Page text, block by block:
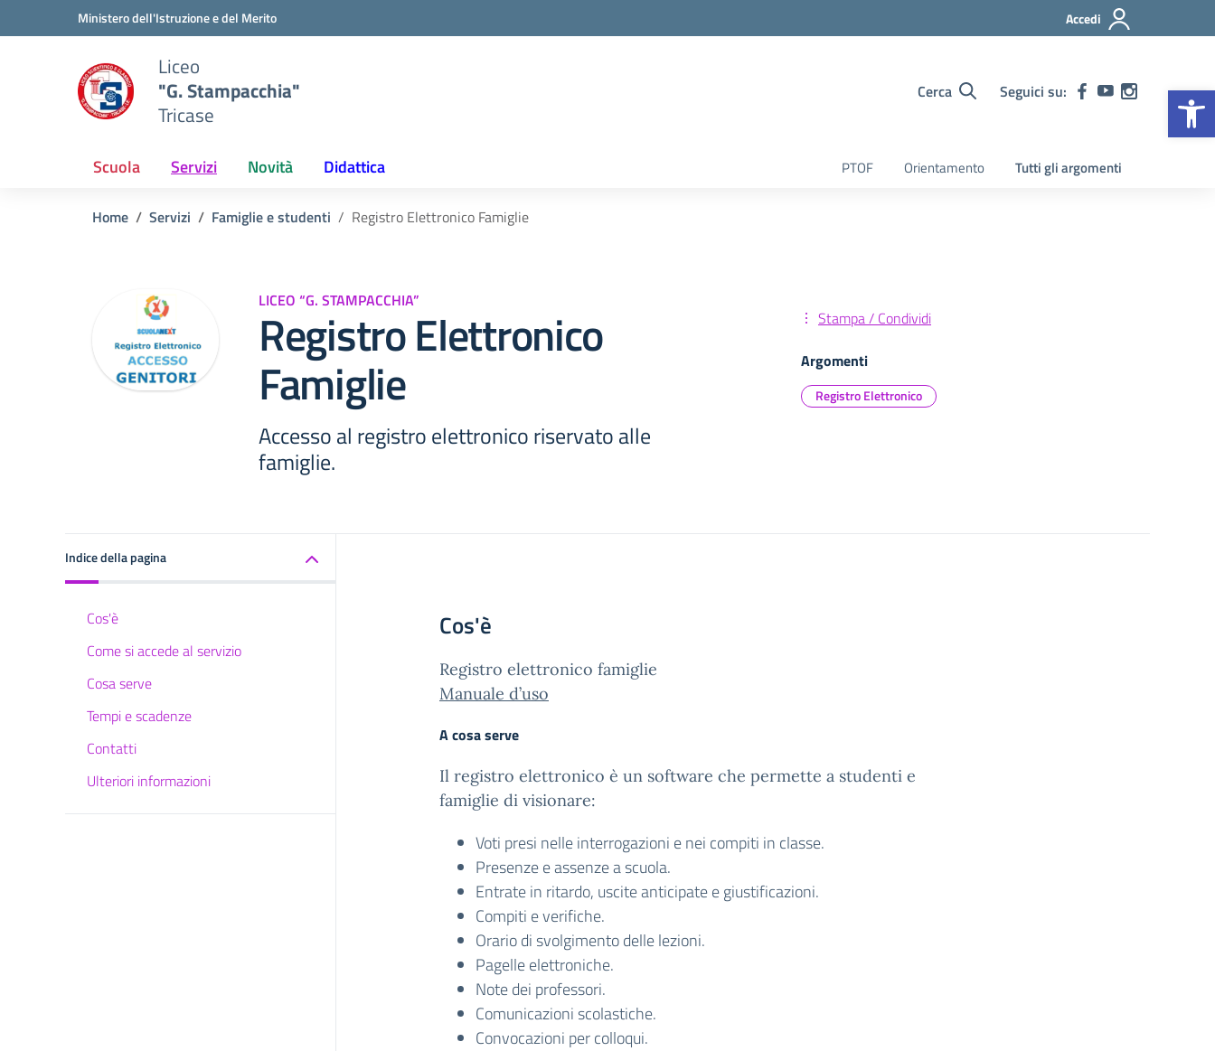
Vai ai contenuti
Vai al menu di navigazioneMinistero dell'Istruzione e del Merito Accedi
Liceo
"G. Stampacchia"
Tricase
Cerca Seguici su:
Scuola Servizi Novità Didattica PTOF Orientamento Tutti gli argomenti
Home Servizi Famiglie e studenti Registro Elettronico Famiglie
LICEO “G. STAMPACCHIA”
Registro Elettronico
Famiglie
Accesso al registro elettronico riservato alle
famiglie.
Stampa / Condividi
Argomenti
Registro Elettronico
Indice della pagina
Cos'è
Come si accede al servizio
Cosa serve
Tempi e scadenze
Contatti
Ulteriori informazioni
Cos'è
Registro elettronico famiglie
Manuale d’uso
A cosa serve
Il registro elettronico è un software che permette a studenti e
famiglie di visionare:
Voti presi nelle interrogazioni e nei compiti in classe.
Presenze e assenze a scuola.
Entrate in ritardo, uscite anticipate e giustificazioni.
Compiti e verifiche.
Orario di svolgimento delle lezioni.
Pagelle elettroniche.
Note dei professori.
Comunicazioni scolastiche.
Convocazioni per colloqui.